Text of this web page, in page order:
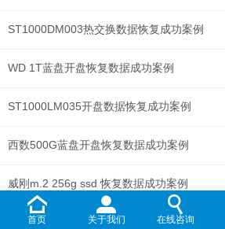
ST1000DM003热交换数据恢复成功案例
WD 1T蓝盘开盘恢复数据成功案例
ST1000LM035开盘数据恢复成功案例
西数500G蓝盘开盘恢复数据成功案例
威刚m.2 256g ssd 恢复数据成功案例
WD Elements 1T开盘恢复数据成功案例
首页 关于我们 在线咨询